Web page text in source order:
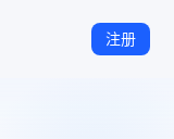
注册